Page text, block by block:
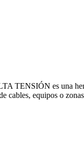
es una
cables, equipos o